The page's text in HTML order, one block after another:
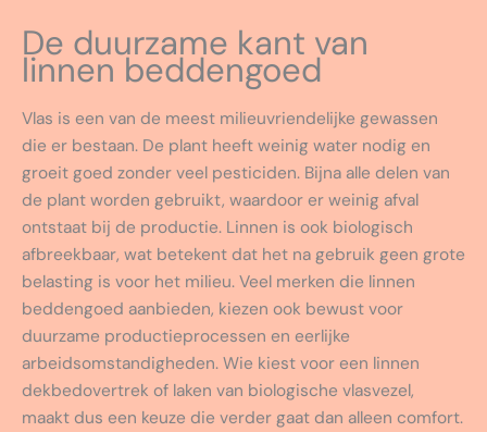
De duurzame kant van
linnen beddengoed
Vlas is een van de meest milieuvriendelijke gewassen
die er bestaan. De plant heeft weinig water nodig en
groeit goed zonder veel pesticiden. Bijna alle delen van
de plant worden gebruikt, waardoor er weinig afval
ontstaat bij de productie. Linnen is ook biologisch
afbreekbaar, wat betekent dat het na gebruik geen grote
belasting is voor het milieu. Veel merken die linnen
beddengoed aanbieden, kiezen ook bewust voor
duurzame productieprocessen en eerlijke
arbeidsomstandigheden. Wie kiest voor een linnen
dekbedovertrek of laken van biologische vlasvezel,
maakt dus een keuze die verder gaat dan alleen comfort.